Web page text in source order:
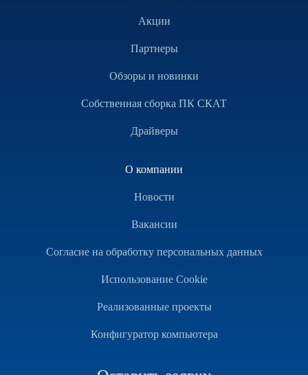
Акции
Партнеры
Обзоры и новинки
Собственная сборка ПК СКАТ
Драйверы
О компании
Новости
Вакансии
Согласие на обработку персональных данных
Использование Cookie
Реализованные проекты
Конфигуратор компьютера